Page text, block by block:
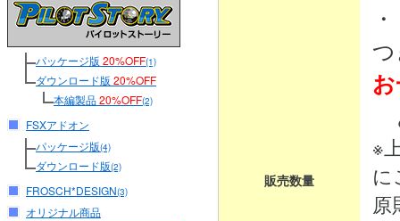
パッケージ版 20%OFF(1)
ダウンロード版 20%OFF
本編製品20%OFF(2)
FSXアドオン
パッケージ版(4)
ダウンロード版(2)
FROSCH*DESIGN(3)
オリジナル商品
販売数量
※
に
原